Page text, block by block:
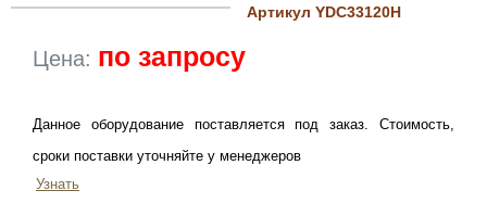
Артикул YDC33120H
Цена: по запросу
Данное оборудование поставляется под заказ. Стоимость,
сроки поставки уточняйте у менеджеров
Узнать